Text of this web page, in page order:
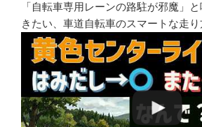
「自転車専用レーンの路駐が邪魔」
きたい、車道自転車のスマートな走り